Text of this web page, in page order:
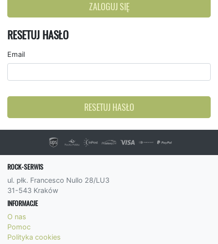
ZALOGUJ SIĘ
RESETUJ HASŁO
Email
RESETUJ HASŁO
ROCK-SERWIS
ul. płk. Francesco Nullo 28/LU3
31-543 Kraków
INFORMACJE
O nas
Pomoc
Polityka cookies